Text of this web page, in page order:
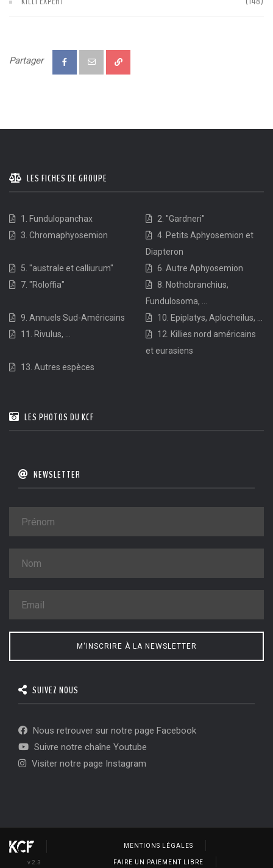
Partager
LES FICHES DE GROUPE
1. Fundulopanchax
2. "Gardneri"
3. Chromaphyosemion
4. Petits Aphyosemion et
Diapteron
5. "australe et calliurum"
6. Autre Aphyosemion
7. "Roloffia"
8. Nothobranchius,
Fundulosoma, ...
9. Annuels Sud-Américains
10. Epiplatys, Aplocheilus, ...
11. Rivulus, ...
12. Killies nord américains
et eurasiens
13. Autres espèces
LES PHOTOS DU KCF
NEWSLETTER
M'INSCRIRE À LA NEWSLETTER
SUIVEZ NOUS
Nous retrouver sur notre page Facebook
Suivre notre chaîne Youtube
Visiter notre page Instagram
v 2.3
MENTIONS LÉGALES
FAIRE UN PAIEMENT LIBRE